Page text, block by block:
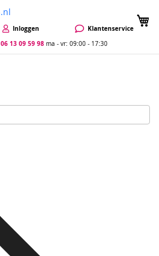
Inloggen Klantenservice
06 13 09 59 98ma - vr: 09:00 - 17:30